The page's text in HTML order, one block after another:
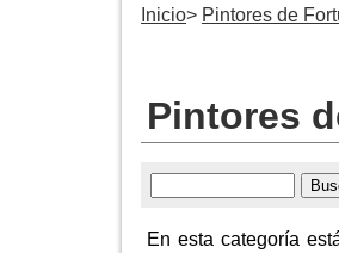
Inicio Pintores de
Pintores
En esta categoría